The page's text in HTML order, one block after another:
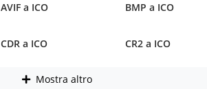
AVIF a ICO BMP a ICO
CDR a ICO CR2 a ICO
Mostra altro